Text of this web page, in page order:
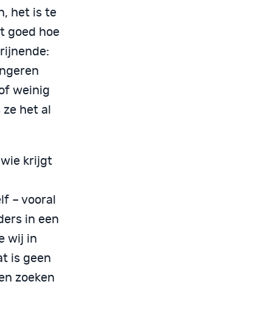
het is te
goed hoe
weinig
het al
wie krijgt
– vooral
in een
wij in
is geen
zoeken